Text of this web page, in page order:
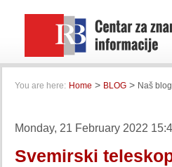
You are here: Home > BLOG > Naš blog
Monday, 21 February 2022
Svemirski